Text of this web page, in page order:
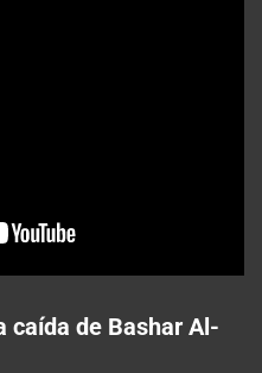
caída de Bashar Al-